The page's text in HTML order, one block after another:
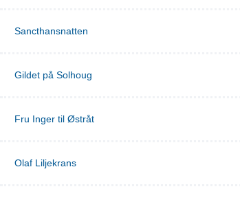
Sancthansnatten
Gildet på Solhoug
Fru Inger til Østråt
Olaf Liljekrans